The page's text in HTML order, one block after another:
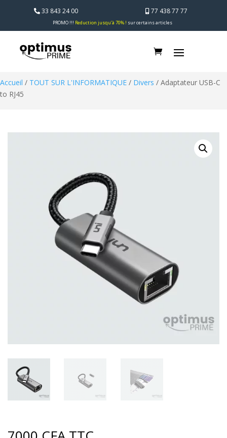
33 843 24 00 77 438 77 77
PROMO !!! Reduction jusqu’à 70% ! sur certains articles
Accueil / TOUT SUR L'INFORMATIQUE / Divers / Adaptateur USB-C
to RJ45